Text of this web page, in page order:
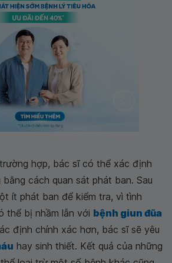
hợp, bác sĩ có thể xác định
cách quan sát phát ban. Sau
ít phát ban để kiểm tra, vì tình
thể bị nhầm lẫn với bệnh giun đũa
định chính xác hơn, bác sĩ sẽ yêu
hay sinh thiết. Kết quả của những